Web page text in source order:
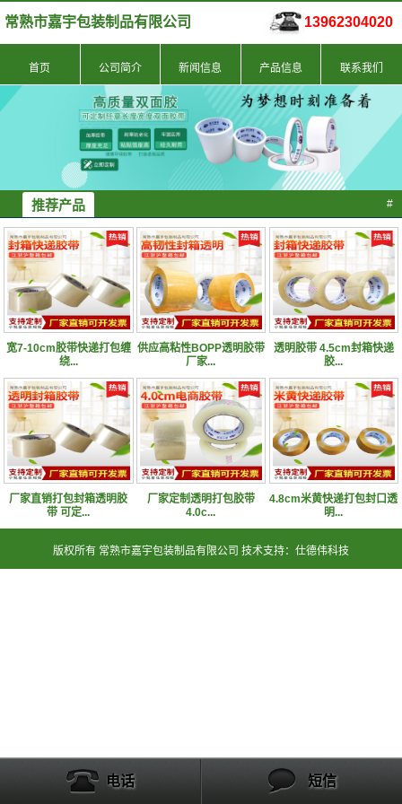
常熟市嘉宇包装制品有限公司 13962304020
首页 公司简介 新闻信息 产品信息 联系我们
推荐产品 #
宽7-10cm胶带快递打包缠
绕...
供应高粘性BOPP透明胶带
厂家...
透明胶带 4.5cm封箱快递
胶...
厂家直销打包封箱透明胶
带 可定...
厂家定制透明打包胶带
4.0c...
4.8cm米黄快递打包封口透
明...
版权所有 常熟市嘉宇包装制品有限公司 技术支持：仕德伟科技
电话 短信